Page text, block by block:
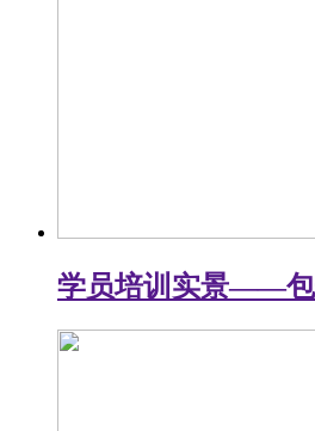
学员培训实景——